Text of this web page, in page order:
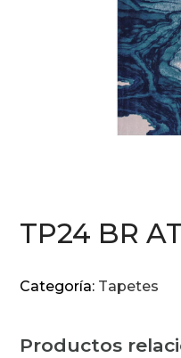
TP24 BR
Categoría: Tapetes
Productos